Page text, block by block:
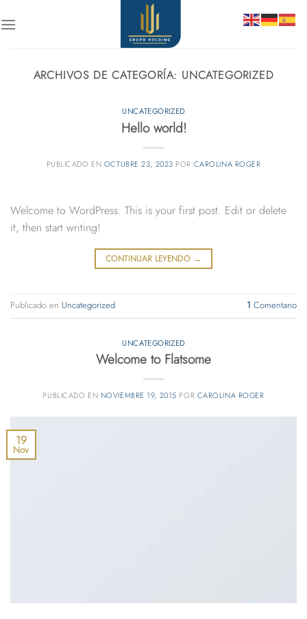
to
ARCHIVOS DE CATEGORÍA: UNCATEGORIZED
UNCATEGORIZED
Hello world!
PUBLICADO EN OCTUBRE 23, 2023 POR CAROLINA ROGER
Welcome to WordPress. This is your first post. Edit or delete
it, then start writing!
CONTINUAR LEYENDO →
Publicado en Uncategorized 1 Comentario
UNCATEGORIZED
Welcome to Flatsome
PUBLICADO EN NOVIEMBRE 19, 2015 POR CAROLINA ROGER
19
Nov